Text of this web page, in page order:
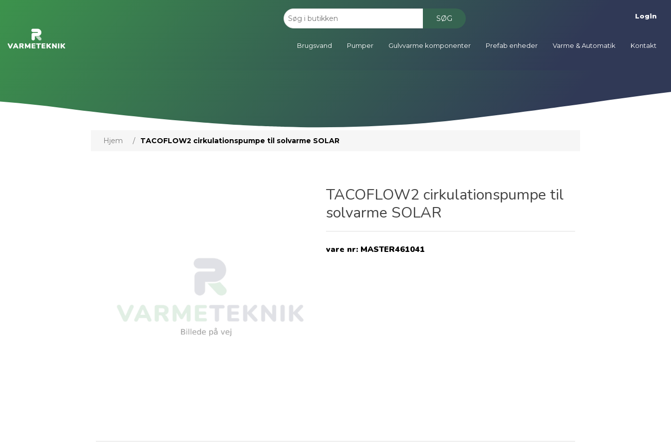
SØG Login
Brugsvand Pumper Gulvvarme komponenter Prefab enheder Varme & Automatik Kontakt
Hjem / TACOFLOW2 cirkulationspumpe til solvarme SOLAR
TACOFLOW2 cirkulationspumpe til
solvarme SOLAR
vare nr: MASTER461041